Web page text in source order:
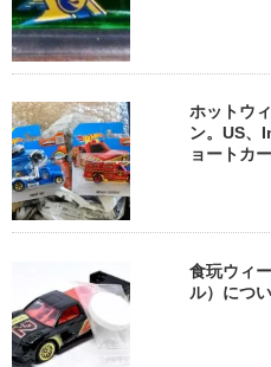
ホットウ
ン。US、
ョートカ
食玩ウィ
ル）につ